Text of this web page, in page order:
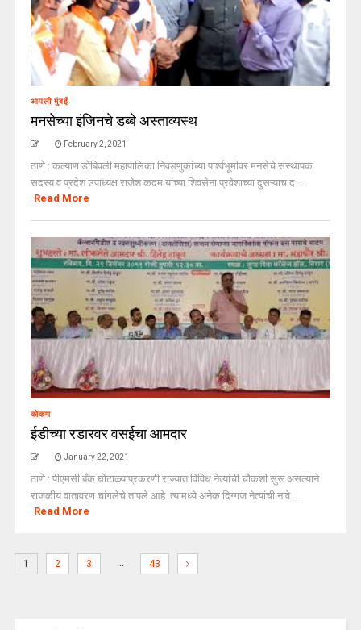
आपली मुंबई
मनसेच्या इंजिनचे डब्बे अस्ताव्यस्थ
February 2, 2021
ठाणे : कल्याण डोंबिवली महापालिका निवडणुकांच्या पार्श्वभूमीवर मनसेचे संस्थापक
सदस्य व प्रदेश उपाध्यक्ष राजेश कदम यांच्या शिवसेना प्रवेशाच्या दुसऱ्याच द ...
Read More
कोकण
ईडीच्या रडारवर वसईचा आमदार
January 22, 2021
ठाणे : पीएमसी बँक घोटाळ्याप्रकरणी राज्यात विविध नेत्यांची चौकशी सुरू असल्याने
राजकीय वातावरण चांगलेचे तापले आहे. त्यामध्ये अनेक दिग्गज नेत्यांची नावे ...
Read More
1 2 3 … 43